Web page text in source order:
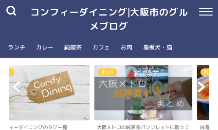
コンフィーダイニング|大阪市のグル
メブログ
ランチ カレー 純喫茶 カフェ お肉 看板犬・猫
グのタグ一覧
まとめ
大阪メトロの純喫茶パンフレットに載って
南森町駅・大阪天満宮駅
台湾朝食専門店wanna